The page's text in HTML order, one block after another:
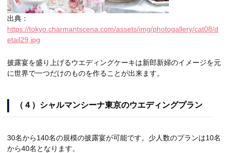
出典：
https://tokyo.charmantscena.com/assets/img/photogallery/cat08/d
etail29.jpg
披露宴を盛り上げるウエディングケーキは新郎新婦のイメージを元
に世界で一つだけのものを作ることが出来ます。
（４）シャルマンシーナ東京のウエディングプラン
30名から140名の規模の披露宴が可能です。少人数のプランは10名
から40名となります。